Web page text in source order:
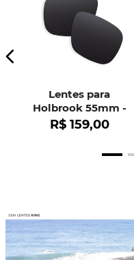
Lentes para
Holbrook 55mm -
OO9102
R$ 159,00